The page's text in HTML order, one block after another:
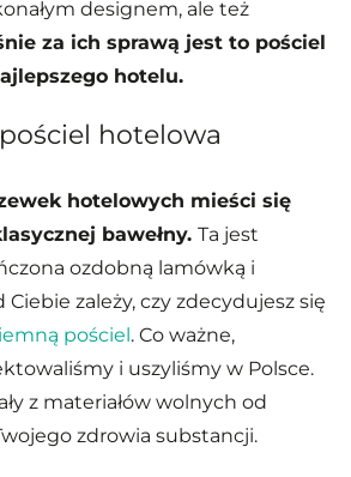
designem, ale też
za ich sprawą jest to pościel
hotelu.
hotelowa
hotelowych mieści się
bawełny. Ta jest
ozdobną lamówką i
Ciebie zależy, czy zdecydujesz się
pościel. Co ważne,
i uszyliśmy w Polsce.
z materiałów wolnych od
zdrowia substancji.